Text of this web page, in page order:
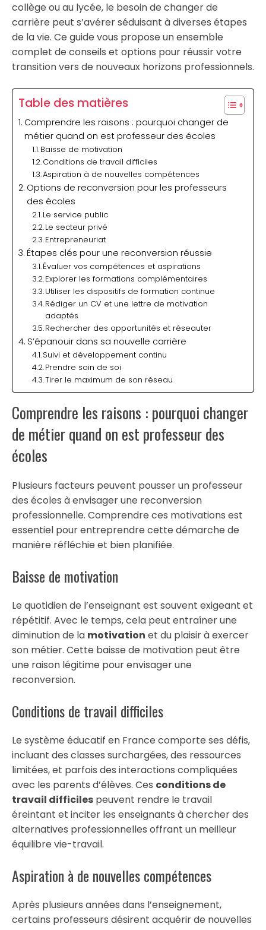
collège ou au lycée, le besoin de changer de
carrière peut s’avérer séduisant à diverses étapes
de la vie. Ce guide vous propose un ensemble
complet de conseils et options pour réussir votre
transition vers de nouveaux horizons professionnels.
Table des matières
Comprendre les raisons : pourquoi changer de
métier quand on est professeur des écoles
Baisse de motivation
Conditions de travail difficiles
Aspiration à de nouvelles compétences
Options de reconversion pour les professeurs
des écoles
Le service public
Le secteur privé
Entrepreneuriat
Étapes clés pour une reconversion réussie
Évaluer vos compétences et aspirations
Explorer les formations complémentaires
Utiliser les dispositifs de formation continue
Rédiger un CV et une lettre de motivation
adaptés
Rechercher des opportunités et réseauter
S’épanouir dans sa nouvelle carrière
Suivi et développement continu
Prendre soin de soi
Tirer le maximum de son réseau
Comprendre les raisons : pourquoi changer
de métier quand on est professeur des
écoles
Plusieurs facteurs peuvent pousser un professeur
des écoles à envisager une reconversion
professionnelle. Comprendre ces motivations est
essentiel pour entreprendre cette démarche de
manière réfléchie et bien planifiée.
Baisse de motivation
Le quotidien de l’enseignant est souvent exigeant et
répétitif. Avec le temps, cela peut entraîner une
diminution de la motivation et du plaisir à exercer
son métier. Cette baisse de motivation peut être
une raison légitime pour envisager une
reconversion.
Conditions de travail difficiles
Le système éducatif en France comporte ses défis,
incluant des classes surchargées, des ressources
limitées, et parfois des interactions compliquées
avec les parents d’élèves. Ces conditions de
travail difficiles peuvent rendre le travail
éreintant et inciter les enseignants à chercher des
alternatives professionnelles offrant un meilleur
équilibre vie-travail.
Aspiration à de nouvelles compétences
Après plusieurs années dans l’enseignement,
certains professeurs désirent acquérir de nouvelles